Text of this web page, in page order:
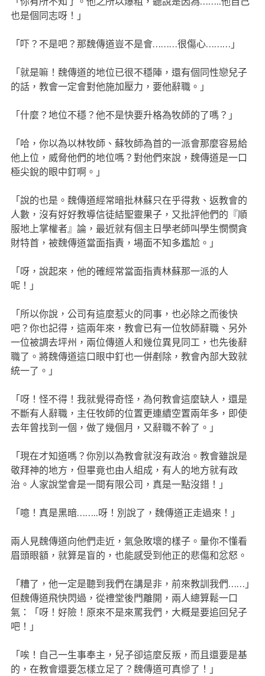
也是個同志呀！」
「吓？不是吧？那魏傳道豈不是會………很傷心………」
「就是嘛！魏傳道的地位已很不穩陣，還有個同性戀兒子
的話，教會一定會對他施加壓力，要他辭職。」
「什麼？地位不穩？他不是快要升格為牧師的了嗎？」
「哈，你以為以林牧師、蘇牧師為首的一派會那麼容易給
他上位，威脅他們的地位嗎？對他們來說，魏傳道是一口
極尖銳的眼中釘啊。」
「說的也是。魏傳道經常暗批林蘇只在乎得救、返教會的
人數，沒有好好教導信徒結聖靈果子，又批評他們的『順
服地上掌權者』論，最近就有個主日學老師叫學生憫憫貪
財特首，被魏傳道當面指責，場面不知多尷尬。」
「呀，說起來，他的確經常當面指責林蘇那一派的人
呢！」
「所以你說，公司有這麼惹火的同事，也必除之而後快
吧？你也記得，這兩年來，教會已有一位牧師辭職、另外
一位被調去坪州，兩位傳道人和幾位異見同工，也先後辭
職了。將魏傳道這口眼中釘也一併剷除，教會內部大致就
統一了。」
「呀！怪不得！我就覺得奇怪，為何教會這麼缺人，還是
不斷有人辭職，主任牧師的位置更連續空置兩年多，即使
去年曾找到一個，做了幾個月，又辭職不幹了。」
「現在才知道嗎？你別以為教會就沒有政治。教會雖說是
敬拜神的地方，但畢竟也由人組成，有人的地方就有政
治。人家說堂會是一間有限公司，真是一點沒錯！」
「噫！真是黑暗……..呀！別說了，魏傳道正走過來！」
兩人見魏傳道向他們走近，氣急敗壞的樣子。量你不懂看
眉頭眼額，就算是盲的，也能感受到他正的悲傷和忿怒。
「糟了，他一定是聽到我們在講是非，前來教訓我們……」
但魏傳道飛快閃過，從禮堂後門離開，兩人總算鬆一口
氣：「呀！好險！原來不是來罵我們，大概是要追回兒子
吧！」
「唉！自己一生事奉主，兒子卻這麼反叛，而且還要是基
的，在教會還要怎樣立足了？魏傳道可真慘了！」